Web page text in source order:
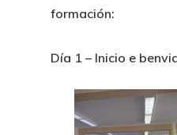
formación:
Día 1 – Inicio e